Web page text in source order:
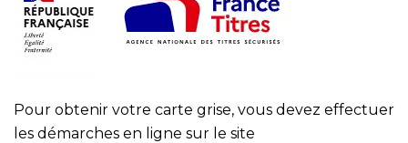
Pour obtenir votre carte grise, vous devez effectuer
les démarches en ligne sur le site